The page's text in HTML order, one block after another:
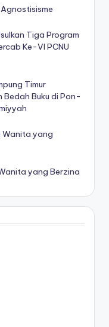
Tiga Program
Ke-VI PCNU
Timur
Bedah Buku di Pon-
Wanita yang
yang Berzina